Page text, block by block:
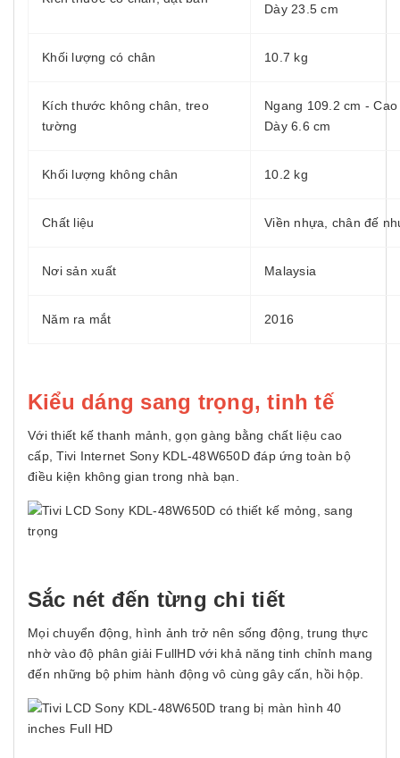
Dày 23.5 cm
Khối lượng có chân 10.7 kg
Kích thước không chân, treo
tường
Ngang 109.2 cm -
Dày 6.6 cm
Khối lượng không chân 10.2 kg
Chất liệu Viền nhựa, chân đế
Nơi sản xuất Malaysia
Năm ra mắt 2016
Kiểu dáng sang trọng, tinh tế
Với thiết kế thanh mảnh, gọn gàng bằng chất liệu cao
cấp, Tivi Internet Sony KDL-48W650D đáp ứng toàn bộ
điều kiện không gian trong nhà bạn.
Sắc nét đến từng chi tiết
Mọi chuyển động, hình ảnh trở nên sống động, trung thực
nhờ vào độ phân giải FullHD với khả năng tinh chỉnh mang
đến những bộ phim hành động vô cùng gây cấn, hồi hộp.